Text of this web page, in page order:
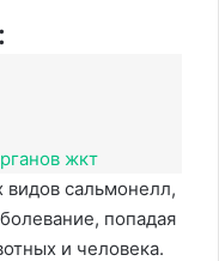
жкт
видов сальмонелл,
попадая
и человека.